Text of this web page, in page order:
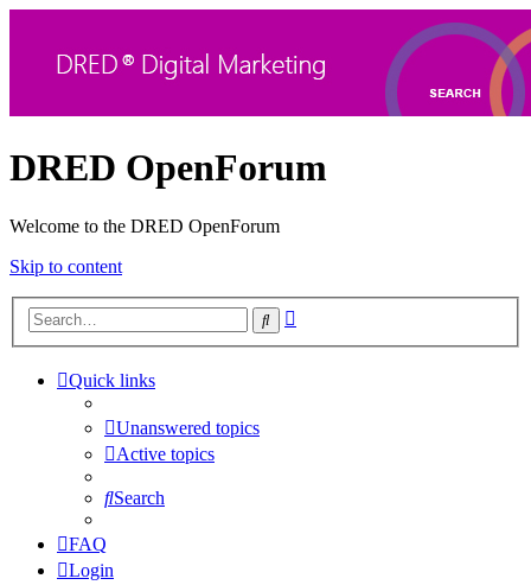
DRED OpenForum
Welcome to the DRED OpenForum
Skip to content
Search
Quick links
Unanswered topics
Active topics
Search
FAQ
Login